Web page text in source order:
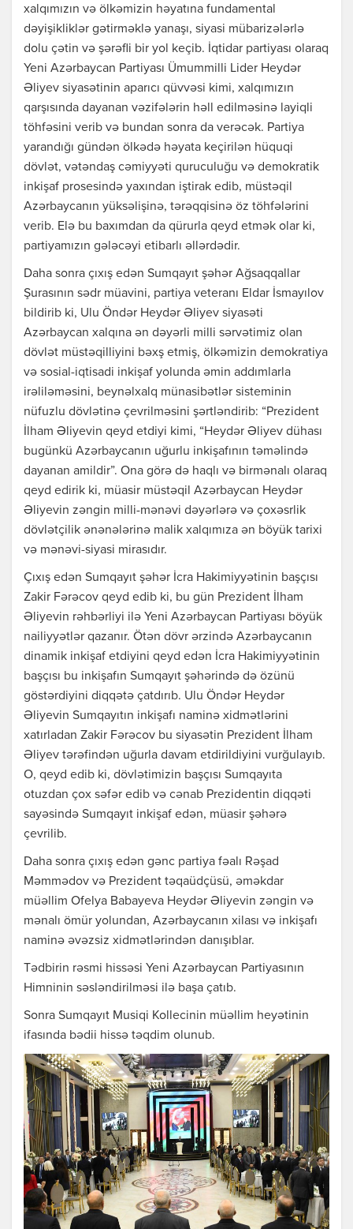
xalqımızın və ölkəmizin həyatına fundamental
dəyişikliklər gətirməklə yanaşı, siyasi mübarizələrlə
dolu çətin və şərəfli bir yol keçib. İqtidar partiyası olaraq
Yeni Azərbaycan Partiyası Ümummilli Lider Heydər
Əliyev siyasətinin aparıcı qüvvəsi kimi, xalqımızın
qarşısında dayanan vəzifələrin həll edilməsinə layiqli
töhfəsini verib və bundan sonra da verəcək. Partiya
yarandığı gündən ölkədə həyata keçirilən hüquqi
dövlət, vətəndaş cəmiyyəti quruculuğu və demokratik
inkişaf prosesində yaxından iştirak edib, müstəqil
Azərbaycanın yüksəlişinə, tərəqqisinə öz töhfələrini
verib. Elə bu baxımdan da qürurla qeyd etmək olar ki,
partiyamızın gələcəyi etibarlı əllərdədir.
Daha sonra çıxış edən Sumqayıt şəhər Ağsaqqallar
Şurasının sədr müavini, partiya veteranı Eldar İsmayılov
bildirib ki, Ulu Öndər Heydər Əliyev siyasəti
Azərbaycan xalqına ən dəyərli milli sərvətimiz olan
dövlət müstəqilliyini bəxş etmiş, ölkəmizin demokratiya
və sosial-iqtisadi inkişaf yolunda əmin addımlarla
irəliləməsini, beynəlxalq münasibətlər sisteminin
nüfuzlu dövlətinə çevrilməsini şərtləndirib: “Prezident
İlham Əliyevin qeyd etdiyi kimi, “Heydər Əliyev dühası
bugünkü Azərbaycanın uğurlu inkişafının təməlində
dayanan amildir”. Ona görə də haqlı və birmənalı olaraq
qeyd edirik ki, müasir müstəqil Azərbaycan Heydər
Əliyevin zəngin milli-mənəvi dəyərlərə və çoxəsrlik
dövlətçilik ənənələrinə malik xalqımıza ən böyük tarixi
və mənəvi-siyasi mirasıdır.
Çıxış edən Sumqayıt şəhər İcra Hakimiyyətinin başçısı
Zakir Fərəcov qeyd edib ki, bu gün Prezident İlham
Əliyevin rəhbərliyi ilə Yeni Azərbaycan Partiyası böyük
nailiyyətlər qazanır. Ötən dövr ərzində Azərbaycanın
dinamik inkişaf etdiyini qeyd edən İcra Hakimiyyətinin
başçısı bu inkişafın Sumqayıt şəhərində də özünü
göstərdiyini diqqətə çatdırıb. Ulu Öndər Heydər
Əliyevin Sumqayıtın inkişafı naminə xidmətlərini
xatırladan Zakir Fərəcov bu siyasətin Prezident İlham
Əliyev tərəfindən uğurla davam etdirildiyini vurğulayıb.
O, qeyd edib ki, dövlətimizin başçısı Sumqayıta
otuzdan çox səfər edib və cənab Prezidentin diqqəti
sayəsində Sumqayıt inkişaf edən, müasir şəhərə
çevrilib.
Daha sonra çıxış edən gənc partiya fəalı Rəşad
Məmmədov və Prezident təqaüdçüsü, əməkdar
müəllim Ofelya Babayeva Heydər Əliyevin zəngin və
mənalı ömür yolundan, Azərbaycanın xilası və inkişafı
naminə əvəzsiz xidmətlərindən danışıblar.
Tədbirin rəsmi hissəsi Yeni Azərbaycan Partiyasının
Himninin səsləndirilməsi ilə başa çatıb.
Sonra Sumqayıt Musiqi Kollecinin müəllim heyətinin
ifasında bədii hissə təqdim olunub.